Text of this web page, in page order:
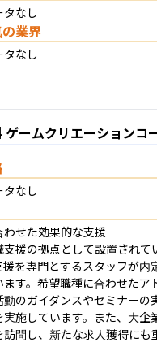
なし
業界
なし
ゲームクリエーションコ
なし
せた効果的な支援
援の拠点として設置されて
を専門とするスタッフが内
ます。希望職種に合わせたア
のガイダンスやセミナーの
施しています。また、大企
問し、新たな求人獲得にも